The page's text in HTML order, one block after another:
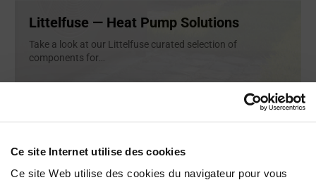
Ce site Internet utilise des cookies
Ce site Web utilise des cookies du navigateur pour vous
Littelfuse — Heat Pump Solutions
Take a look at our Littelfuse curated selection of
components for...
ARTICLE